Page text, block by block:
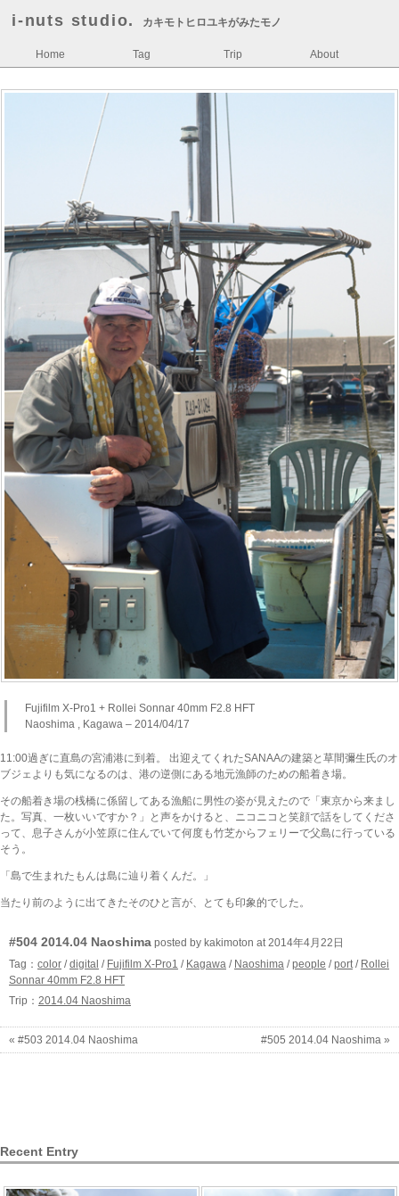
i-nuts studio. カキモトヒロユキがみたモノ
Home Tag Trip About
Fujifilm X-Pro1 + Rollei Sonnar 40mm F2.8 HFT
Naoshima , Kagawa – 2014/04/17
11:00過ぎに直島の宮浦港に到着。 出迎えてくれたSANAAの建築と草間彌生氏のオ
ブジェよりも気になるのは、港の逆側にある地元漁師のための船着き場。
その船着き場の桟橋に係留してある漁船に男性の姿が見えたので「東京から来まし
た。写真、一枚いいですか？」と声をかけると、ニコニコと笑顔で話をしてくださ
って、息子さんが小笠原に住んでいて何度も竹芝からフェリーで父島に行っている
そう。
「島で生まれたもんは島に辿り着くんだ。」
当たり前のように出てきたそのひと言が、とても印象的でした。
#504 2014.04 Naoshima posted by kakimoton at 2014年4月22日
Tag： color /digital / Fujifilm X-Pro1 / Kagawa / Naoshima /people /port/ Rollei
Sonnar 40mm F2.8 HFT
Trip： 2014.04 Naoshima
« #503 2014.04 Naoshima #505 2014.04 Naoshima »
Recent Entry